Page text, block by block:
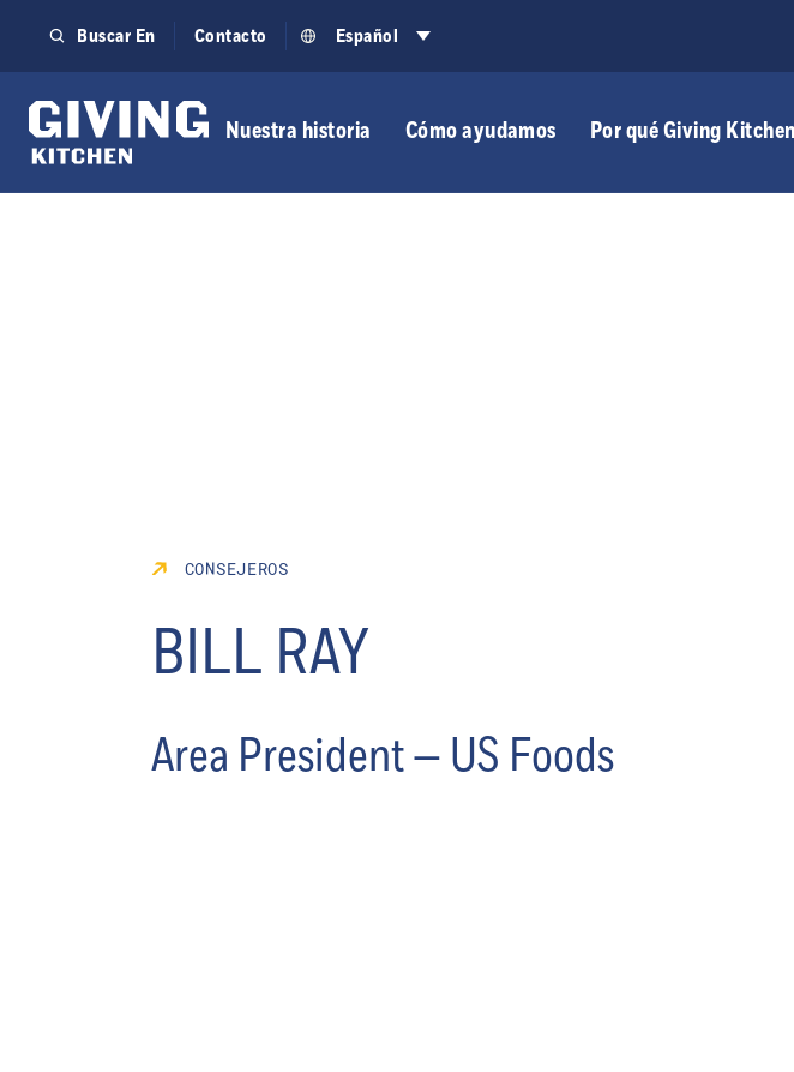
Buscar En Contacto Español
Nuestra historia Cómo ayudamos Por qué Giving Kitchen
CONSEJEROS
BILL RAY
Area President — US Foods